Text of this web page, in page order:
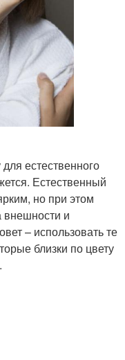
естественного
Естественный
но при этом
внешности и
– использовать те
близки по цвету